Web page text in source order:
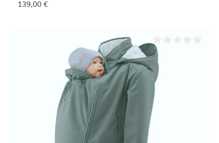
139,00 €
Note moyenne de 0